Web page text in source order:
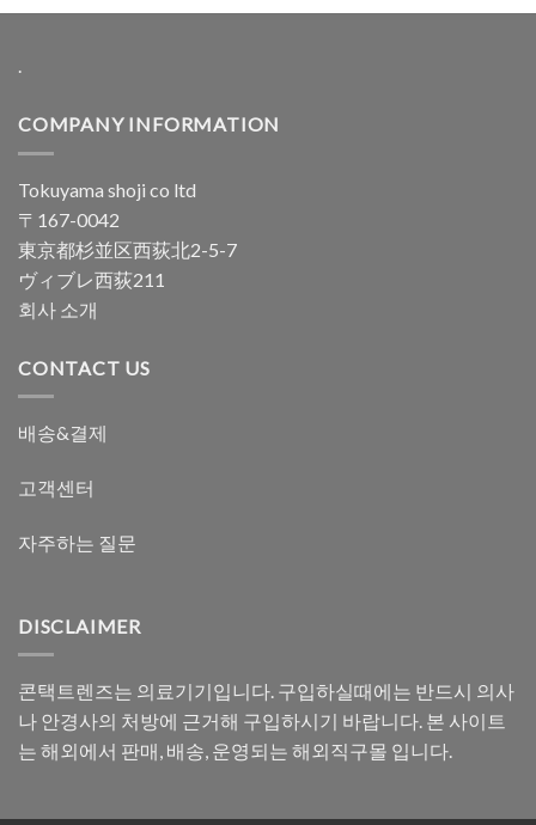
.
COMPANY INFORMATION
Tokuyama shoji co ltd
〒167-0042
東京都杉並区西荻北2-5-7
ヴィブレ西荻211
회사 소개
CONTACT US
배송&결제
고객센터
자주하는 질문
DISCLAIMER
콘택트렌즈는 의료기기입니다. 구입하실때에는 반드시 의사
나 안경사의 처방에 근거해 구입하시기 바랍니다. 본 사이트
는 해외에서 판매, 배송, 운영되는 해외직구몰 입니다.